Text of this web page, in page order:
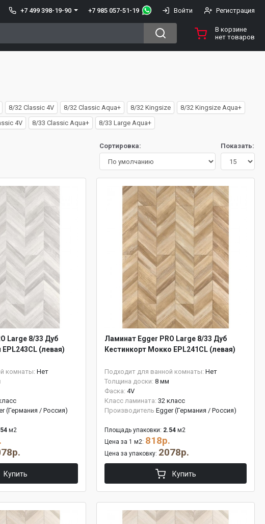
+7 499 398-19-90 +7 985 057-51-19 Войти Регистрация
В корзине
нет товаров
8/32 Classic 4V 8/32 Classic Aqua+ 8/32 Kingsize
8/32 Kingsize Aqua+
4V 8/33 Classic Aqua+ 8/33 Large Aqua+
Сортировка: Показать:
Large 8/33 Дуб
(левая)
комнаты: Нет
(Германия / Россия)
м2
Купить
Ламинат Egger PRO Large 8/33 Дуб
Кестинкорт Мокко EPL241CL (левая)
Подходит для ванной комнаты: Нет
Толщина доски: 8 мм
Фаска: 4V
Класс ламината: 32 класс
Производитель Egger (Германия / Россия)
Площадь упаковки: 2.54 м2
Цена за 1 м2: 818р.
Цена за упаковку: 2078р.
Купить